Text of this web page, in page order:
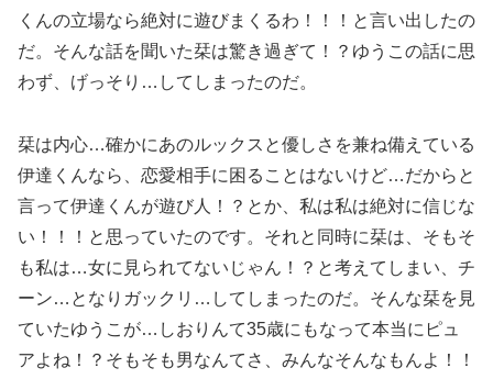
くんの立場なら絶対に遊びまくるわ！！！と言い出したの
だ。そんな話を聞いた栞は驚き過ぎて！？ゆうこの話に思
わず、げっそり…してしまったのだ。
栞は内心…確かにあのルックスと優しさを兼ね備えている
伊達くんなら、恋愛相手に困ることはないけど…だからと
言って伊達くんが遊び人！？とか、私は私は絶対に信じな
い！！！と思っていたのです。それと同時に栞は、そもそ
も私は…女に見られてないじゃん！？と考えてしまい、チ
ーン…となりガックリ…してしまったのだ。そんな栞を見
ていたゆうこが…しおりんて35歳にもなって本当にピュ
アよね！？そもそも男なんてさ、みんなそんなもんよ！！